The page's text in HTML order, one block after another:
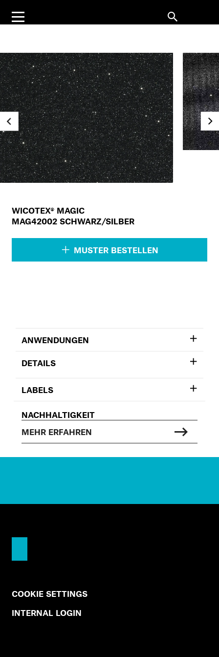
WICOTEX® MAGIC
MAG42002 SCHWARZ/SILBER
MUSTER BESTELLEN
ANWENDUNGEN
DETAILS
LABELS
NACHHALTIGKEIT
MEHR ERFAHREN
COOKIE SETTINGS
INTERNAL LOGIN